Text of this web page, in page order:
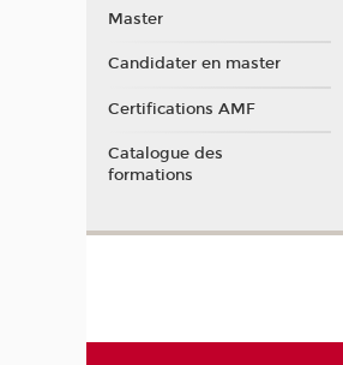
Master
Candidater en master
Certifications AMF
Catalogue des
formations